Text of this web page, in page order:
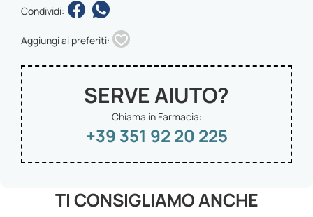
Condividi:
Aggiungi ai preferiti:
SERVE AIUTO?
Chiama in Farmacia:
+39 351 92 20 225
TI CONSIGLIAMO ANCHE